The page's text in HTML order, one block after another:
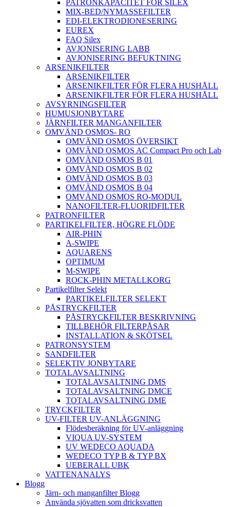
PATRONKAPACITET FÖR SILEX
MIX-BED/NYMASSEFILTER
EDI-ELEKTRODIONESERING
EUREX
FAQ Silex
AVJONISERING LABB
AVJONISERING BEFUKTNING
ARSENIKFILTER
ARSENIKFILTER
ARSENIKFILTER FÖR FLERA HUSHÅLL
ARSENIKFILTER FÖR FLERA HUSHÅLL
AVSYRNINGSFILTER
HUMUSJONBYTARE
JÄRNFILTER MANGANFILTER
OMVÄND OSMOS- RO
OMVÄND OSMOS ÖVERSIKT
OMVÄND OSMOS AC Compact Pro och Lab
OMVÄND OSMOS B 01
OMVÄND OSMOS B 02
OMVÄND OSMOS B 03
OMVÄND OSMOS B 04
OMVÄND OSMOS RO-MODUL
NANOFILTER-FLUORIDFILTER
PATRONFILTER
PARTIKELFILTER, HÖGRE FLÖDE
AIR-PHIN
A-SWIPE
AQUARENS
OPTIMUM
M-SWIPE
ROCK-PHIN METALLKORG
Partikelfilter Selekt
PARTIKELFILTER SELEKT
PÅSTRYCKFILTER
PÅSTRYCKFILTER BESKRIVNING
TILLBEHÖR FILTERPÅSAR
INSTALLATION & SKÖTSEL
PATRONSYSTEM
SANDFILTER
SELEKTIV JONBYTARE
TOTALAVSALTNING
TOTALAVSALTNING DMS
TOTALAVSALTNING DMCE
TOTALAVSALTNING DME
TRYCKFILTER
UV-FILTER UV-ANLÄGGNING
Flödesberäkning för UV-anläggning
VIQUA UV-SYSTEM
UV WEDECO AQUADA
WEDECO TYP B & TYP BX
UEBERALL UBK
VATTENANALYS
Blogg
Järn- och manganfilter Blogg
Använda sjövatten som dricksvatten